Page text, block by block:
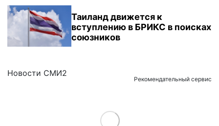
Таиланд движется к
вступлению в БРИКС в поисках
союзников
Новости СМИ2
Рекомендательный сервис
Load More